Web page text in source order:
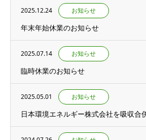
2025.12.24 お知らせ
年末年始休業のお知らせ
2025.07.14 お知らせ
臨時休業のお知らせ
2025.05.01 お知らせ
日本環境エネルギー株式会社を吸収合